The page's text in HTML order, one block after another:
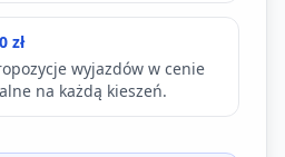
zł
wyjazdów w cenie
na każdą kieszeń.